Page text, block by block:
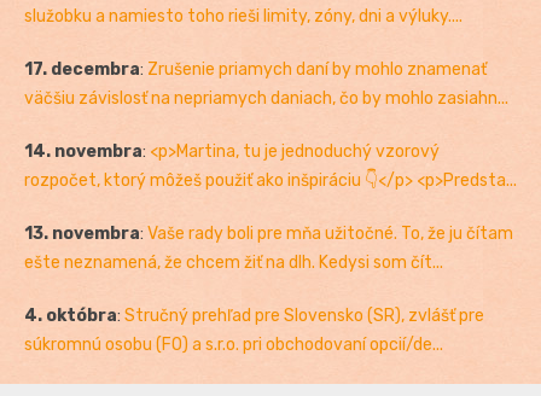
služobku a namiesto toho rieši limity, zóny, dni a výluky....
17. decembra: Zrušenie priamych daní by mohlo znamenať
väčšiu závislosť na nepriamych daniach, čo by mohlo zasiahn...
14. novembra: <p>Martina, tu je jednoduchý vzorový
rozpočet, ktorý môžeš použiť ako inšpiráciu 👇</p> <p>Predsta...
13. novembra: Vaše rady boli pre mňa užitočné. To, že ju čítam
ešte neznamená, že chcem žiť na dlh. Kedysi som čít...
4. októbra: Stručný prehľad pre Slovensko (SR), zvlášť pre
súkromnú osobu (FO) a s.r.o. pri obchodovaní opcií/de...